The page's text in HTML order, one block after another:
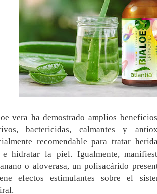
vera ha demostrado amplios
bactericidas, calmantes y
recomendable para tratar
e hidratar la piel. Igualmente,
o aloverasa, un polisacárido
efectos estimulantes sobre el